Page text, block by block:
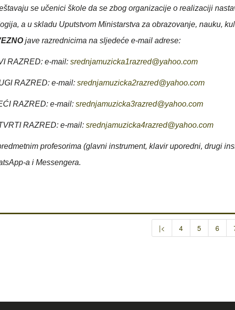
se učenici škole da se zbog organizacije o realizaciji
a u skladu Uputstvom Ministarstva za obrazovanje, nauku,
jave razrednicima na sljedeće e-mail adrese:
RAZRED: e-mail: srednjamuzicka1razred@yahoo.com
RAZRED: e-mail: srednjamuzicka2razred@yahoo.com
RAZRED: e-mail: srednjamuzicka3razred@yahoo.com
RAZRED: e-mail: srednjamuzicka4razred@yahoo.com
profesorima (glavni instrument, klavir uporedni, drugi
a i Messengera.
|< 4 5 6